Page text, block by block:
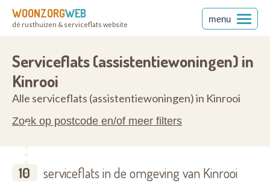
WOONZORGWEB
dé rusthuizen & serviceflats website
menu
Serviceflats (assistentiewoningen) in
Kinrooi
Alle serviceflats (assistentiewoningen) in Kinrooi
Zoek op postcode en/of meer filters
10 serviceflats in de omgeving van Kinrooi